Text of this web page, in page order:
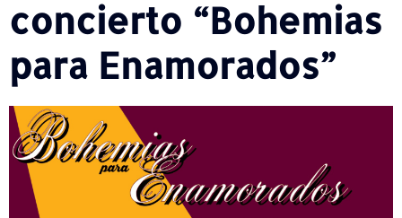
concierto “Bohemias
para Enamorados”